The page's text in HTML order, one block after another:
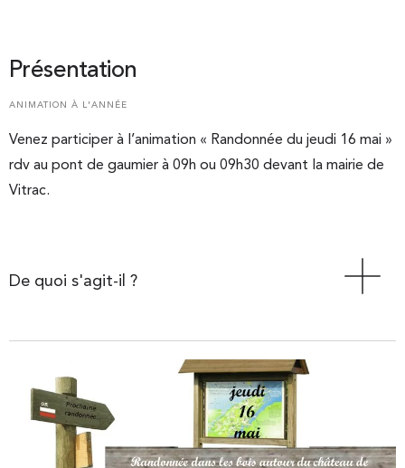
Présentation
ANIMATION À L'ANNÉE
Venez participer à l’animation « Randonnée du jeudi 16 mai »
rdv au pont de gaumier à 09h ou 09h30 devant la mairie de
Vitrac.
De quoi s'agit-il ?